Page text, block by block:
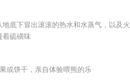
底下冒出滚滚的热水和水蒸气，以及火
硫磺味
或饼干，亲自体验喂熊的乐